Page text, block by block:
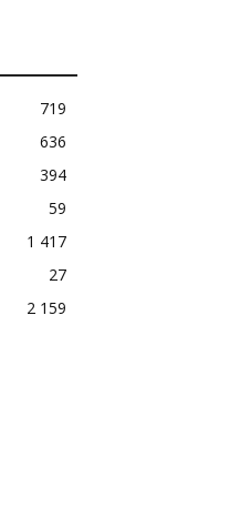
719
636
394
59
1 417
27
2 159